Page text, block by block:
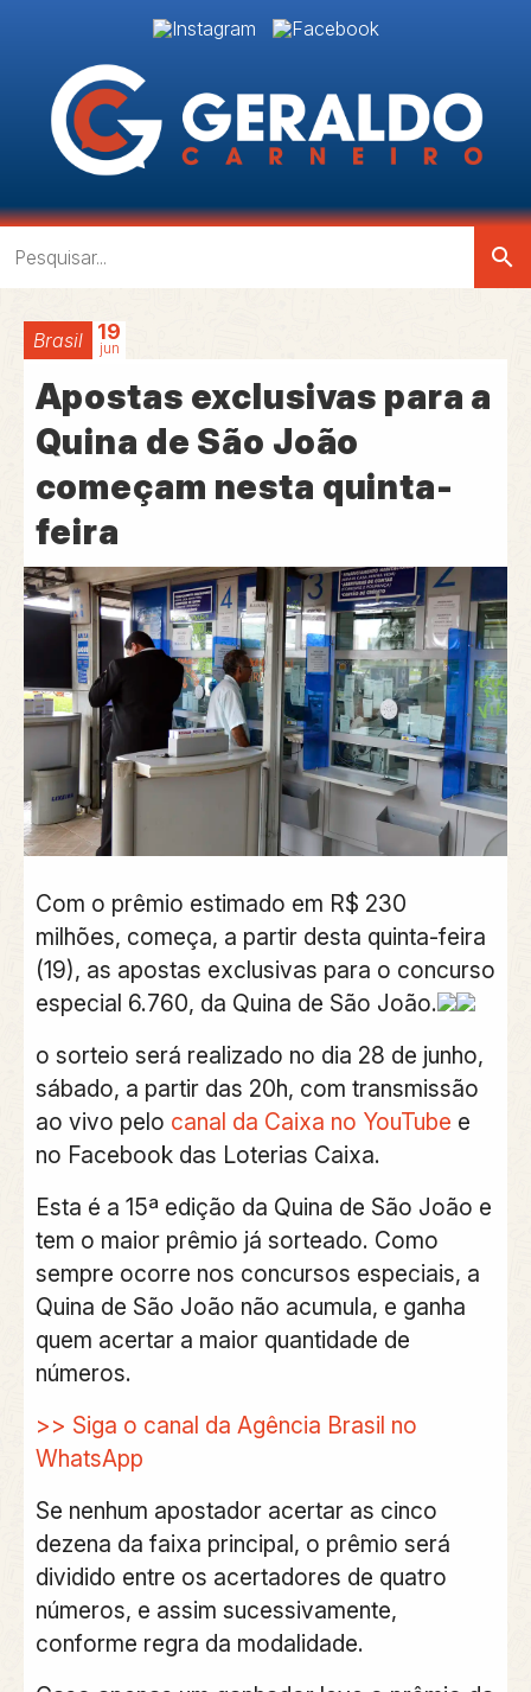
search
Brasil 19
jun
Apostas exclusivas para a
Quina de São João
começam nesta quinta-
feira
Com o prêmio estimado em R$ 230
milhões, começa, a partir desta quinta-feira
(19), as apostas exclusivas para o concurso
especial 6.760, da Quina de São João.
o sorteio será realizado no dia 28 de junho,
sábado, a partir das 20h, com transmissão
ao vivo pelo canal da Caixa no YouTube e
no Facebook das Loterias Caixa.
Esta é a 15ª edição da Quina de São João e
tem o maior prêmio já sorteado. Como
sempre ocorre nos concursos especiais, a
Quina de São João não acumula, e ganha
quem acertar a maior quantidade de
números.
>> Siga o canal da Agência Brasil no
WhatsApp
Se nenhum apostador acertar as cinco
dezena da faixa principal, o prêmio será
dividido entre os acertadores de quatro
números, e assim sucessivamente,
conforme regra da modalidade.